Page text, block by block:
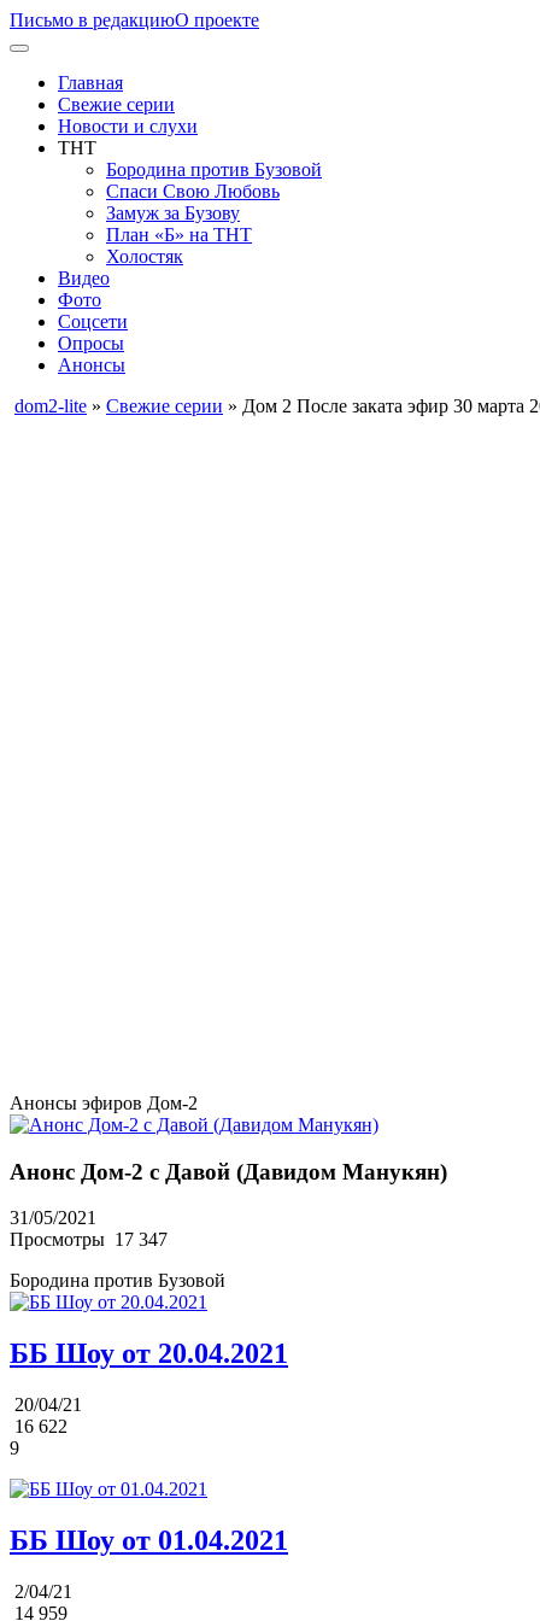
Письмо в редакциюО проекте
Главная
Свежие серии
Новости и слухи
ТНТ
Бородина против Бузовой
Спаси Свою Любовь
Замуж за Бузову
План «Б» на ТНТ
Холостяк
Видео
Фото
Соцсети
Опросы
Анонсы
dom2-lite » Свежие серии » Дом 2 После заката эфир 30 марта
Анонсы эфиров Дом-2
Анонс Дом-2 с Давой (Давидом Манукян)
31/05/2021
Просмотры 17 347
Бородина против Бузовой
ББ Шоу от 20.04.2021
20/04/21
16 622
9
ББ Шоу от 01.04.2021
2/04/21
14 959